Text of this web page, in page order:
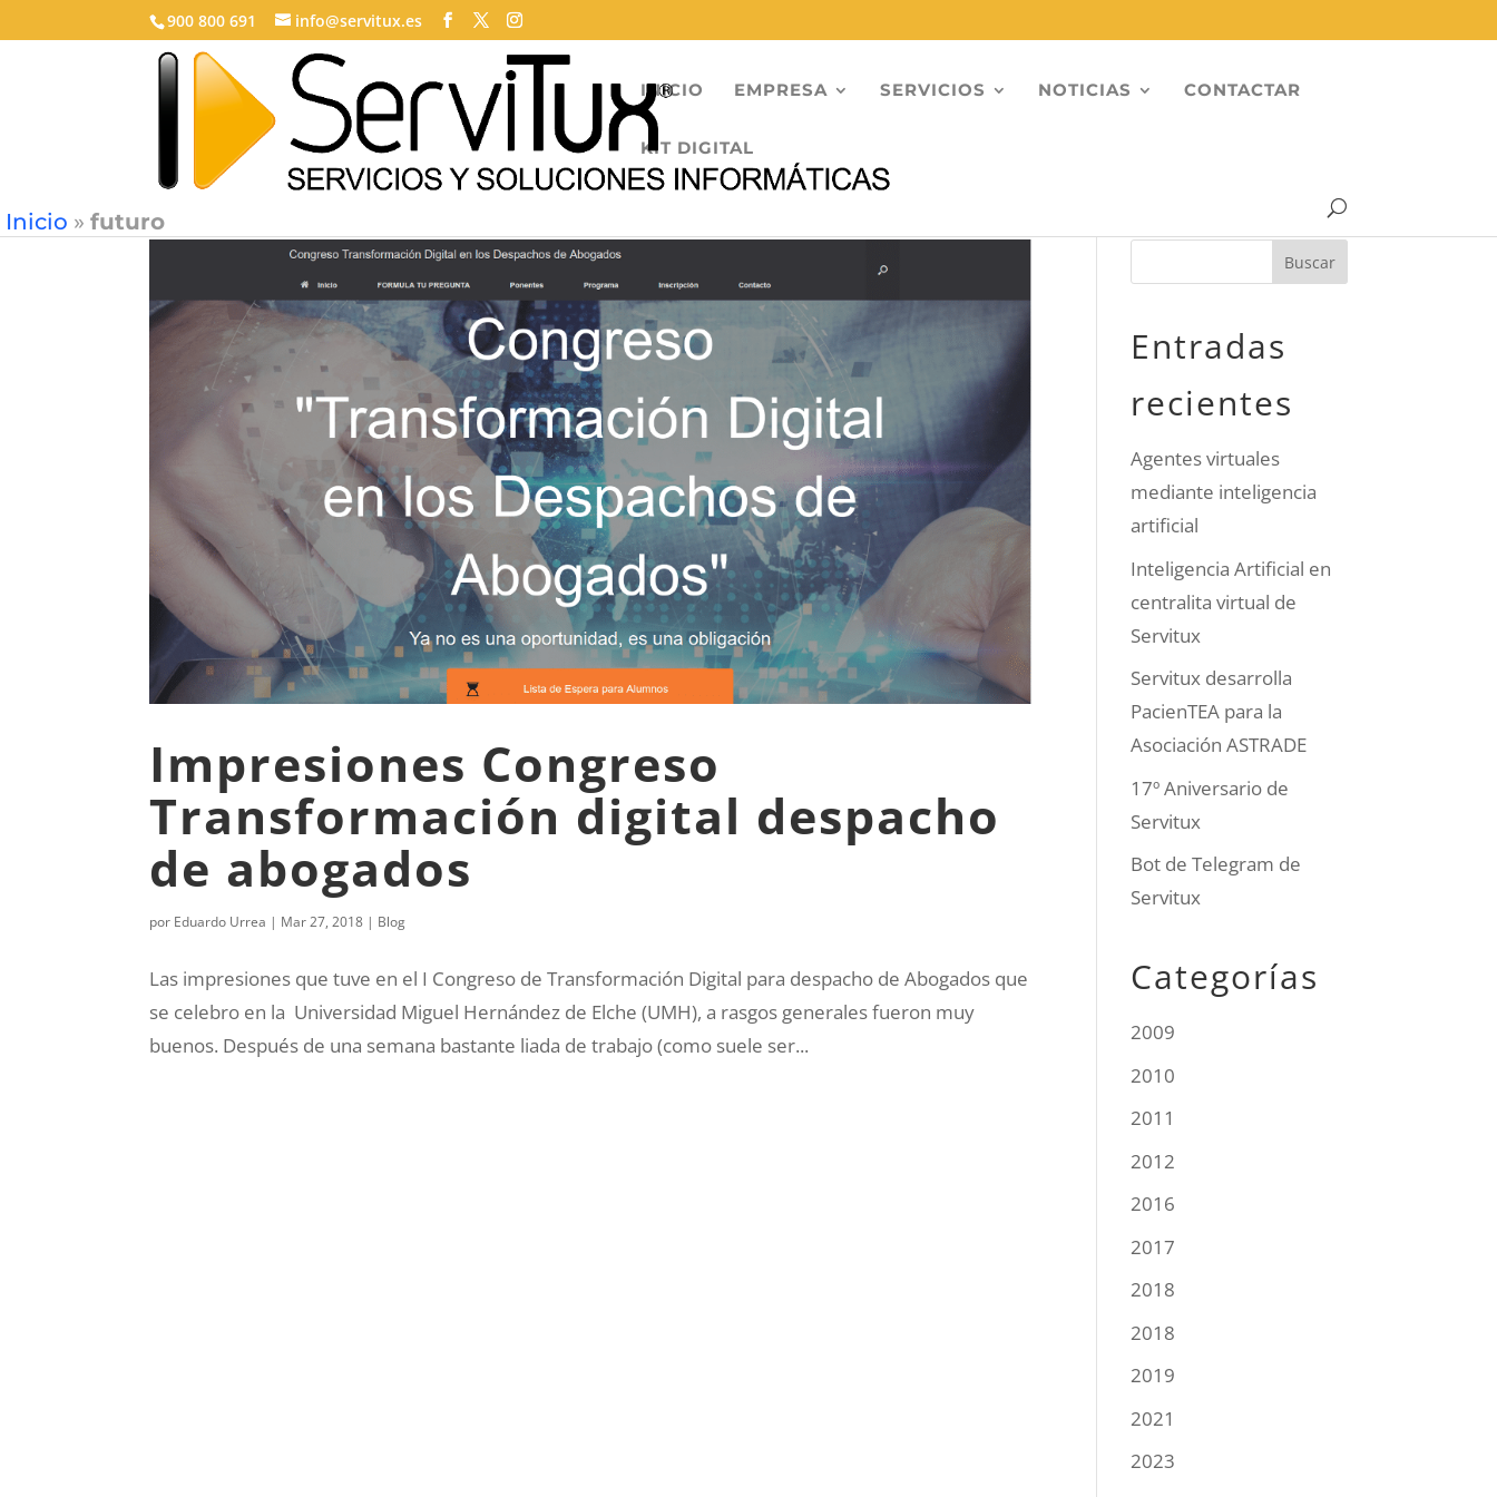
900 800 691 info@servitux.es
INICIO EMPRESA SERVICIOS NOTICIAS CONTACTAR
KIT DIGITAL
Inicio » futuro
Impresiones Congreso
Transformación digital despacho
de abogados
por Eduardo Urrea | Mar 27, 2018 | Blog
Las impresiones que tuve en el I Congreso de Transformación Digital para despacho de Abogados que
se celebro en la Universidad Miguel Hernández de Elche (UMH), a rasgos generales fueron muy
buenos. Después de una semana bastante liada de trabajo (como suele ser...
Entradas
recientes
Agentes virtuales
mediante inteligencia
artificial
Inteligencia Artificial en
centralita virtual de
Servitux
Servitux desarrolla
PacienTEA para la
Asociación ASTRADE
17º Aniversario de
Servitux
Bot de Telegram de
Servitux
Categorías
2009
2010
2011
2012
2016
2017
2018
2018
2019
2021
2023